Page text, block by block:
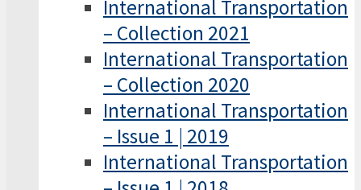
International Transportation
– Collection 2021
International Transportation
– Collection 2020
International Transportation
– Issue 1 | 2019
International Transportation